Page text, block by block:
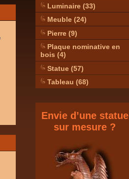
Luminaire (33)
Meuble (24)
Pierre (9)
Plaque nominative en
bois (4)
Statue (57)
Tableau (68)
Envie d’une statue
sur mesure ?